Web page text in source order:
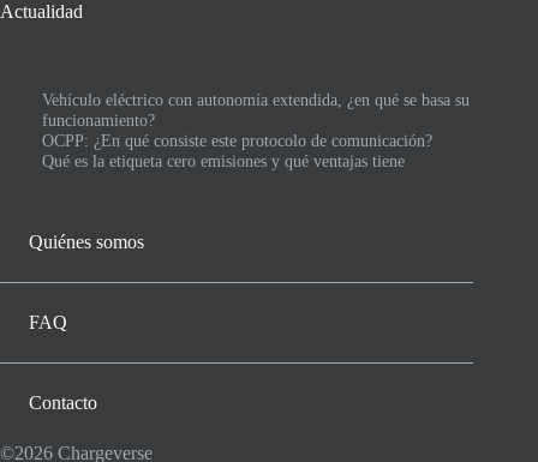
Actualidad
Vehículo eléctrico con autonomía extendida, ¿en qué se basa su
funcionamiento?
OCPP: ¿En qué consiste este protocolo de comunicación?
Qué es la etiqueta cero emisiones y qué ventajas tiene
Quiénes somos
FAQ
Contacto
©2026 Chargeverse